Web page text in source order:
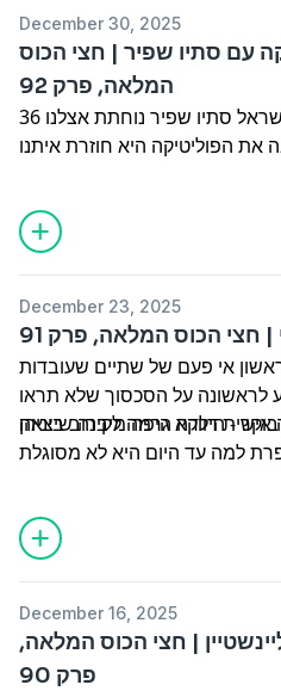
ומלמדת אותנו איך חיים על 3 שעות בלילה, ומה יש לה לומר
אה ותשכחו ממותגי-על את הכסף
טיפולים לנפש - וכמה שיותר יותר
טוב.
December 30, 2025
עם סתיו שפיר | חצי הכוס
המלאה, פרק 92
36 שעות אחרי שחזרה לישראל סתיו שפיר נוחתת אצלנו
שעזבה את הפוליטיקה היא חוזרת איתנו
בדירת השותפים התל אביבית
בתובנות החיים שלמדה דווקא
לא להקים משפחה והצעות
לה את האמון בבני אדם, איך
התקלוט וכמובן - למי היא הולכת
להצביע?
December 23, 2025
חצי הכוס המלאה, פרק 91
אי פעם של שתיים שעובדות
ולשמוע לראשונה על הסכסוך שלא תראו
- הילדה היפה מיבנה שיצאה
כבר בגיל 12 מספרת למה עד היום היא לא מסוגלת
מחזירה אותנו לשיחת הטלפון
ניתוחים וגרמה לה לחשוב
הרגישה שיצאה מהכלא ואיך
הציעה לבן זוגה בדייט הראשון
December 16, 2025
| חצי הכוס המלאה,
פרק 90